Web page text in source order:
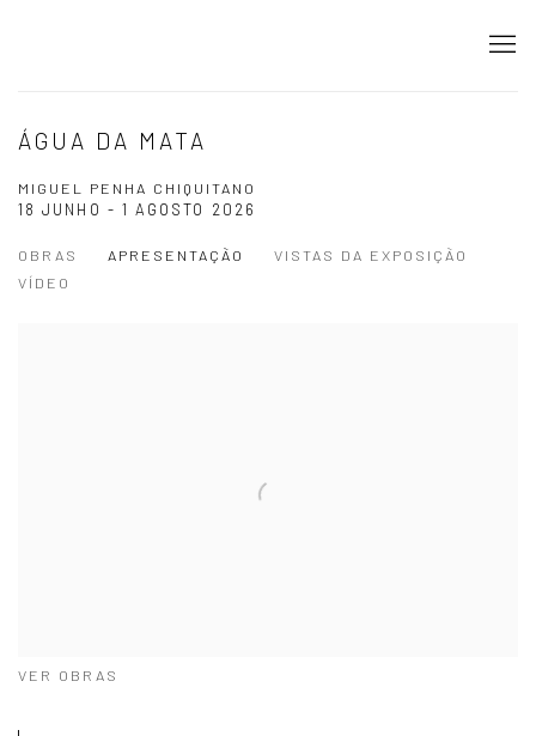
ÁGUA DA MATA
MIGUEL PENHA CHIQUITANO
18 JUNHO - 1 AGOSTO 2026
OBRAS APRESENTAÇÃO
VISTAS DA EXPOSIÇÃO
VÍDEO
VER OBRAS